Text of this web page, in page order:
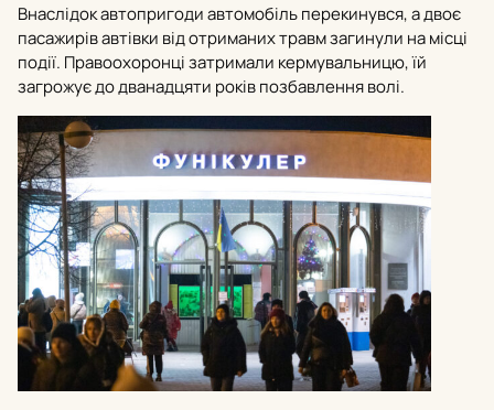
Внаслідок автопригоди автомобіль перекинувся, а двоє
пасажирів автівки від отриманих травм загинули на місці
події. Правоохоронці затримали кермувальницю, їй
загрожує до дванадцяти років позбавлення волі.